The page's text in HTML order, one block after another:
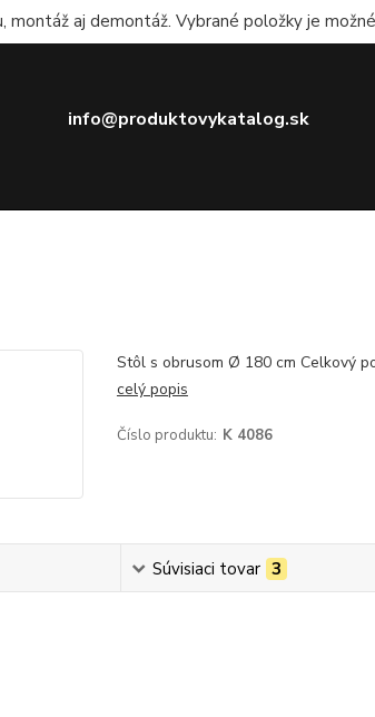
aj demontáž. Vybrané položky je
info@produktovykatalog.sk
Stôl s obrusom Ø 180 cm Celkový
celý popis
Číslo produktu: K 4086
Súvisiaci tovar 3